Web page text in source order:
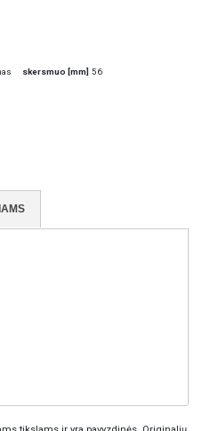
skersmuo [mm] 56